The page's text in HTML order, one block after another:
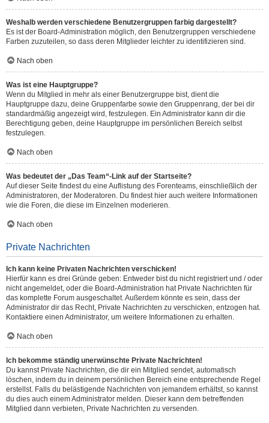
Weshalb werden verschiedene Benutzergruppen farbig dargestellt?
Es ist der Board-Administration möglich, den Benutzergruppen verschiedene
Farben zuzuteilen, so dass deren Mitglieder leichter zu identifizieren sind.
Nach oben
Was ist eine Hauptgruppe?
Wenn du Mitglied in mehr als einer Benutzergruppe bist, dient die
Hauptgruppe dazu, deine Gruppenfarbe sowie den Gruppenrang, der bei dir
standardmäßig angezeigt wird, festzulegen. Ein Administrator kann dir die
Berechtigung geben, deine Hauptgruppe im persönlichen Bereich selbst
festzulegen.
Nach oben
Was bedeutet der „Das Team“-Link auf der Startseite?
Auf dieser Seite findest du eine Auflistung des Forenteams, einschließlich der
Administratoren, der Moderatoren. Du findest hier auch weitere Informationen
wie die Foren, die diese im Einzelnen moderieren.
Nach oben
Private Nachrichten
Ich kann keine Privaten Nachrichten verschicken!
Hierfür kann es drei Gründe geben: Entweder bist du nicht registriert und / oder
nicht angemeldet, oder die Board-Administration hat Private Nachrichten für
das komplette Forum ausgeschaltet. Außerdem könnte es sein, dass der
Administrator dir das Recht, Private Nachrichten zu verschicken, entzogen hat.
Kontaktiere einen Administrator, um weitere Informationen zu erhalten.
Nach oben
Ich bekomme ständig unerwünschte Private Nachrichten!
Du kannst Private Nachrichten, die dir ein Mitglied sendet, automatisch
löschen, indem du in deinem persönlichen Bereich eine entsprechende Regel
erstellst. Falls du belästigende Nachrichten von jemandem erhältst, so kannst
du dies auch einem Administrator melden. Dieser kann dem betreffenden
Mitglied dann verbieten, Private Nachrichten zu versenden.